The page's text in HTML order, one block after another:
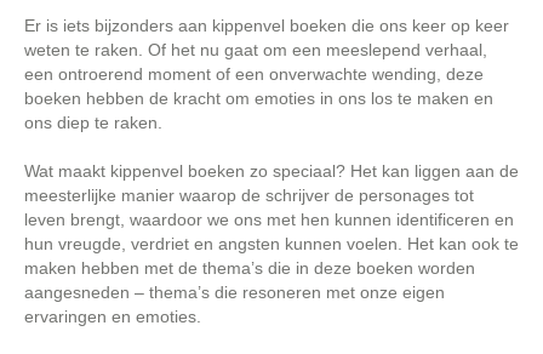
Er is iets bijzonders aan kippenvel boeken die ons keer op keer
weten te raken. Of het nu gaat om een meeslepend verhaal,
een ontroerend moment of een onverwachte wending, deze
boeken hebben de kracht om emoties in ons los te maken en
ons diep te raken.
Wat maakt kippenvel boeken zo speciaal? Het kan liggen aan de
meesterlijke manier waarop de schrijver de personages tot
leven brengt, waardoor we ons met hen kunnen identificeren en
hun vreugde, verdriet en angsten kunnen voelen. Het kan ook te
maken hebben met de thema’s die in deze boeken worden
aangesneden – thema’s die resoneren met onze eigen
ervaringen en emoties.